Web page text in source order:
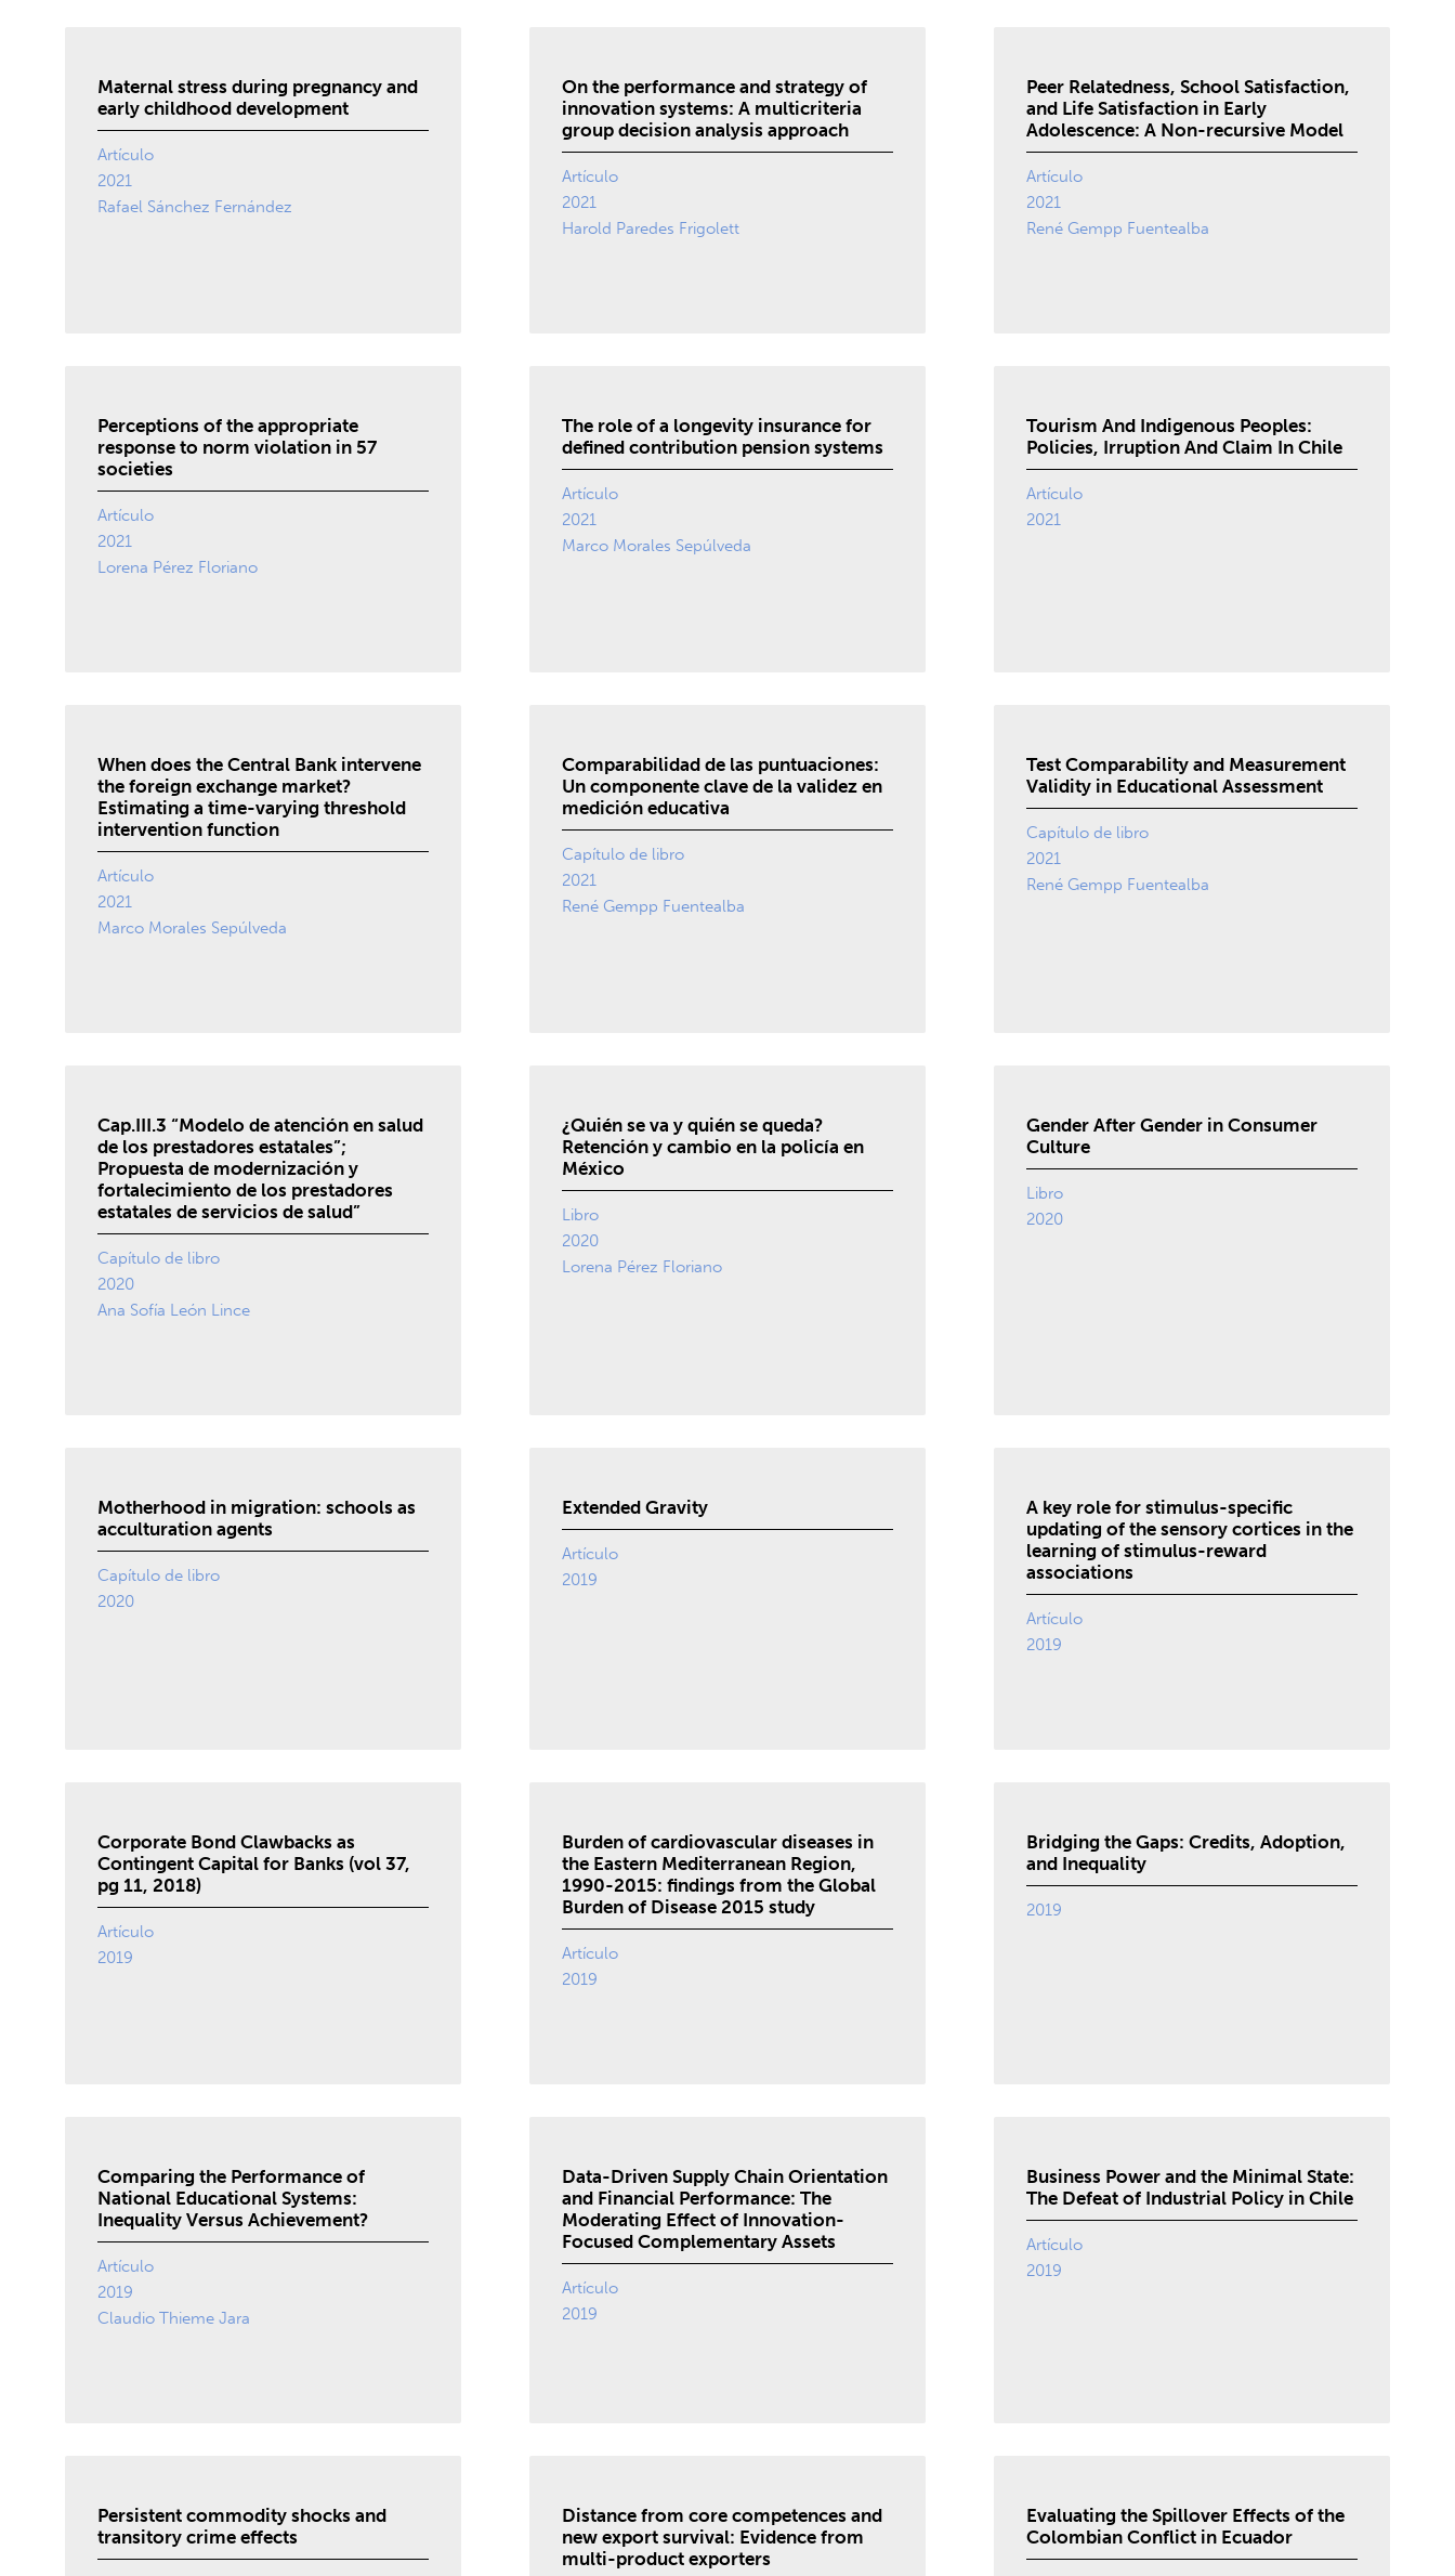
Maternal stress during pregnancy and
early childhood development
Artículo
2021
Rafael Sánchez Fernández
On the performance and strategy of
innovation systems: A multicriteria
group decision analysis approach
Artículo
2021
Harold Paredes Frigolett
Peer Relatedness, School Satisfaction,
and Life Satisfaction in Early
Adolescence: A Non-recursive Model
Artículo
2021
René Gempp Fuentealba
Perceptions of the appropriate
response to norm violation in 57
societies
Artículo
2021
Lorena Pérez Floriano
The role of a longevity insurance for
defined contribution pension systems
Artículo
2021
Marco Morales Sepúlveda
Tourism And Indigenous Peoples:
Policies, Irruption And Claim In Chile
Artículo
2021
When does the Central Bank intervene
the foreign exchange market?
Estimating a time-varying threshold
intervention function
Artículo
2021
Marco Morales Sepúlveda
Comparabilidad de las puntuaciones:
Un componente clave de la validez en
medición educativa
Capítulo de libro
2021
René Gempp Fuentealba
Test Comparability and Measurement
Validity in Educational Assessment
Capítulo de libro
2021
René Gempp Fuentealba
Cap.III.3 “Modelo de atención en salud
de los prestadores estatales”;
Propuesta de modernización y
fortalecimiento de los prestadores
estatales de servicios de salud”
Capítulo de libro
2020
Ana Sofía León Lince
¿Quién se va y quién se queda?
Retención y cambio en la policía en
México
Libro
2020
Lorena Pérez Floriano
Gender After Gender in Consumer
Culture
Libro
2020
Motherhood in migration: schools as
acculturation agents
Capítulo de libro
2020
Extended Gravity
Artículo
2019
A key role for stimulus-specific
updating of the sensory cortices in the
learning of stimulus-reward
associations
Artículo
2019
Corporate Bond Clawbacks as
Contingent Capital for Banks (vol 37,
pg 11, 2018)
Artículo
2019
Burden of cardiovascular diseases in
the Eastern Mediterranean Region,
1990-2015: findings from the Global
Burden of Disease 2015 study
Artículo
2019
Bridging the Gaps: Credits, Adoption,
and Inequality
2019
Comparing the Performance of
National Educational Systems:
Inequality Versus Achievement?
Artículo
2019
Claudio Thieme Jara
Data-Driven Supply Chain Orientation
and Financial Performance: The
Moderating Effect of Innovation-
Focused Complementary Assets
Artículo
2019
Business Power and the Minimal State:
The Defeat of Industrial Policy in Chile
Artículo
2019
Persistent commodity shocks and
transitory crime effects
Distance from core competences and
new export survival: Evidence from
multi-product exporters
Evaluating the Spillover Effects of the
Colombian Conflict in Ecuador